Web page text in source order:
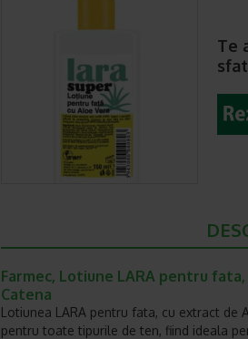
Te
Farmec, Lotiune LARA pentru
Catena
Lotiunea LARA pentru fata, cu extract de
pentru toate tipurile de ten, fiind ideala